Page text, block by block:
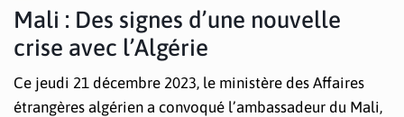
Mali : Des signes d’une nouvelle
crise avec l’Algérie
Ce jeudi 21 décembre 2023, le ministère des Affaires
étrangères algérien a convoqué l’ambassadeur du Mali,